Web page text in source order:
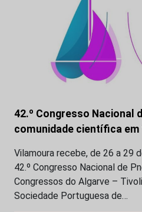
42.º Congresso Nacional
comunidade científica
Vilamoura recebe, de 26 a 29
42.º Congresso Nacional de
Congressos do Algarve –
Sociedade Portuguesa de…